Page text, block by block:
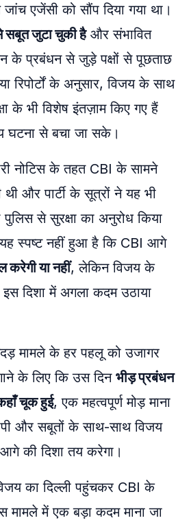
एजेंसी को सौंप दिया गया था।
सबूत जुटा चुकी हैऔर संभावित
के प्रबंधन से जुड़े पक्षों से पूछताछ
रिपोर्टों के अनुसार, विजय के साथ
के भी विशेष इंतज़ाम किए गए हैं
घटना से बचा जा सके।
नोटिस के तहत CBI के सामने
थी और पार्टी के सूत्रों ने यह भी
पुलिस से सुरक्षा का अनुरोध किया
स्पष्ट नहीं हुआ है कि CBI आगे
करेगी या नहीं, लेकिन विजय के
इस दिशा में अगला कदम उठाया
मामले के हर पहलू को उजागर
के लिए कि उस दिन भीड़ प्रबंधन
चूक हुई, एक महत्वपूर्ण मोड़ माना
और सबूतों के साथ-साथ विजय
की दिशा तय करेगा।
का दिल्ली पहुंचकर CBI के
मामले में एक बड़ा कदम माना जा